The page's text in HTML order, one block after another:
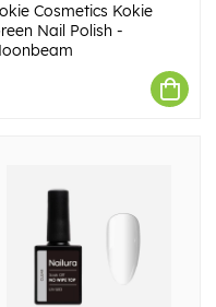
Cosmetics Kokie
Nail Polish -